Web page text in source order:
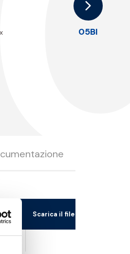
05BI
Scarica il file 3D